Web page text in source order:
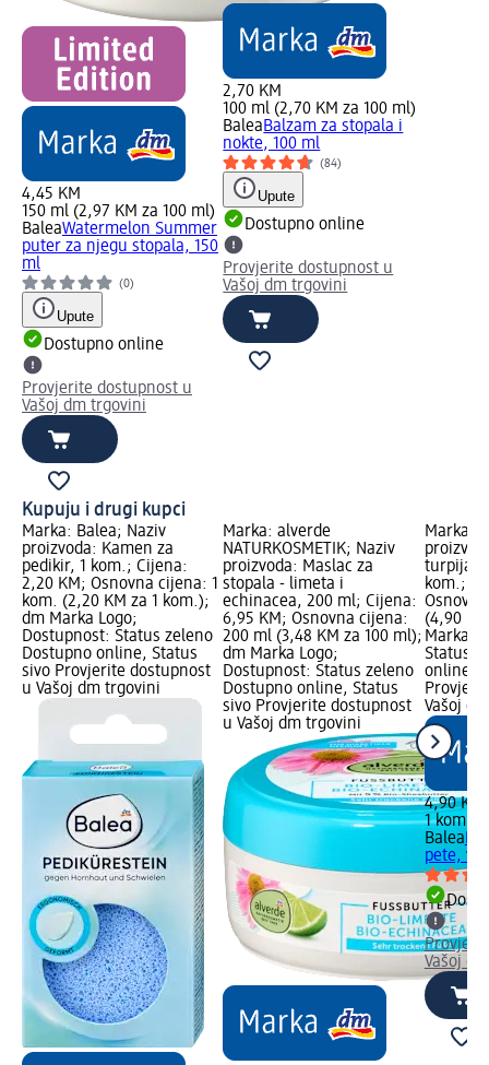
4,45 KM
150 ml (2,97 KM za 100 ml)
BaleaWatermelon Summer
puter za njegu stopala, 150
ml
(0)
Upute
Dostupno online
Provjerite dostupnost u
Vašoj dm trgovini
2,70 KM
100 ml (2,70 KM za 100 ml)
BaleaBalzam za stopala i
nokte, 100 ml
(84)
Upute
Dostupno online
Provjerite dostupnost u
Vašoj dm trgovini
Kupuju i drugi kupci
Marka: Balea; Naziv
proizvoda: Kamen za
pedikir, 1 kom.; Cijena:
2,20 KM; Osnovna cijena: 1
kom. (2,20 KM za 1 kom.);
dm Marka Logo;
Dostupnost: Status zeleno
Dostupno online, Status
sivo Provjerite dostupnost
u Vašoj dm trgovini
Marka: alverde
NATURKOSMETIK; Naziv
proizvoda: Maslac za
stopala - limeta i
echinacea, 200 ml; Cijena:
6,95 KM; Osnovna cijena:
200 ml (3,48 KM za 100 ml);
dm Marka Logo;
Dostupnost: Status zeleno
Dostupno online, Status
sivo Provjerite dostupnost
u Vašoj dm trgovini
Marka:
turpija
kom.;
(4,90
Marka
Status
online,
Vašoj
4,90 KM
1 kom.
Balea
pete,
Vašoj